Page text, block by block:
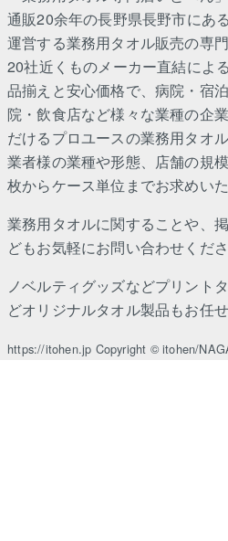
通販20余年の長野県長野市にあ
運営する業務用タオル販売の専門
20社近くものメーカー直結によ
品揃えと安心価格で、病院・宿
院・飲食店など様々な業種の企
だけるプロユースの業務用タオ
業者様の業種や形態、店舗の規
枚からケース単位までお求めいた
業務用タオルに関することや、
どもお気軽にお問い合わせくだ
ノベルティグッズなどプリント
どオリジナルタオル製品もお任せ
https://itohen.jp Copyright © itohen/